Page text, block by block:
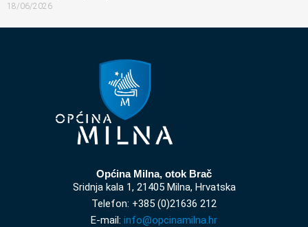
18/06/2026
Općina Milna, otok Brač
Sridnja kala 1, 21405 Milna, Hrvatska
Telefon: +385 (0)21636 212
E-mail: info@opcinamilna.hr